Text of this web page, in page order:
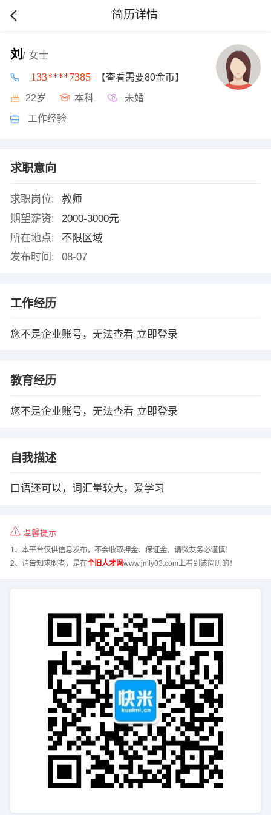
简历详情
刘 / 女士
133****7385 【查看需要80金币】
22岁 本科 未婚
工作经验
求职意向
求职岗位:
教师
期望薪资:
2000-3000元
所在地点:
不限区域
发布时间:
08-07
工作经历
您不是企业账号，无法查看 立即登录
教育经历
您不是企业账号，无法查看 立即登录
自我描述
口语还可以，词汇量较大，爱学习
温馨提示
1、本平台仅供信息发布，不会收取押金、保证金，请微友务必谨慎！
2、请告知求职者，是在个旧人才网www.jmly03.com上看到该简历的！